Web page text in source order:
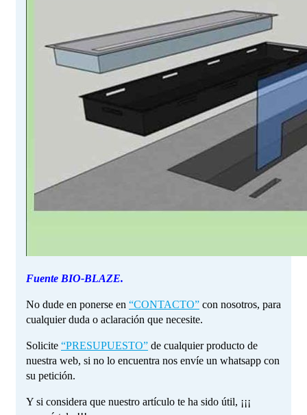
Fuente BIO-BLAZE.
No dude en ponerse en “CONTACTO” con nosotros, para
cualquier duda o aclaración que necesite.
Solicite “PRESUPUESTO” de cualquier producto de
nuestra web, si no lo encuentra nos envíe un whatsapp con
su petición.
Y si considera que nuestro artículo te ha sido útil, ¡¡¡